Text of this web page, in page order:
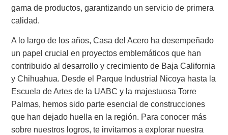
gama de productos, garantizando un servicio de primera
calidad.
A lo largo de los años, Casa del Acero ha desempeñado
un papel crucial en proyectos emblemáticos que han
contribuido al desarrollo y crecimiento de Baja California
y Chihuahua. Desde el Parque Industrial Nicoya hasta la
Escuela de Artes de la UABC y la majestuosa Torre
Palmas, hemos sido parte esencial de construcciones
que han dejado huella en la región. Para conocer más
sobre nuestros logros, te invitamos a explorar nuestra